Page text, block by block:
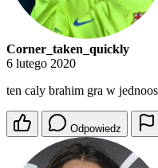
Corner_taken_quickly
6 lutego 2020
ten caly brahim gra w
Odpowiedz